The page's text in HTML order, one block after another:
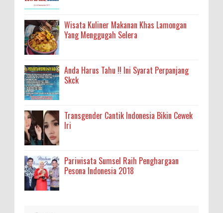
Wisata Kuliner Makanan Khas Lamongan
Yang Menggugah Selera
Anda Harus Tahu !! Ini Syarat Perpanjang
Skck
Transgender Cantik Indonesia Bikin Cewek
Iri
Pariwisata Sumsel Raih Penghargaan
Pesona Indonesia 2018